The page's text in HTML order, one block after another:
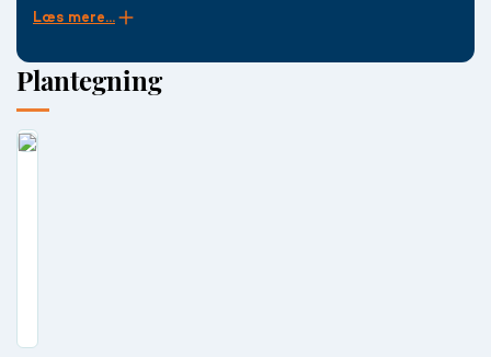
Her får du et hus på 195 kvm, en gennemtænkt planløsning
og ligger omkranset af både skov og natur, hvilket giver rig
mulighed for gåture, motion og leg i grønne omgivelser. En af
naturoplevelserne kunne være en besøg ved
afvandingssøen, der ligger som en del af Højsletten.
Læs mere...
Plantegning